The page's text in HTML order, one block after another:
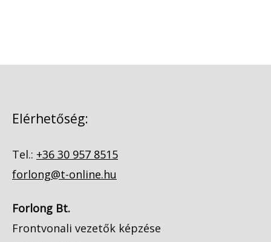
Elérhetőség:
Tel.: +36 30 957 8515
forlong@t-online.hu
Forlong Bt.
Frontvonali vezetők képzése